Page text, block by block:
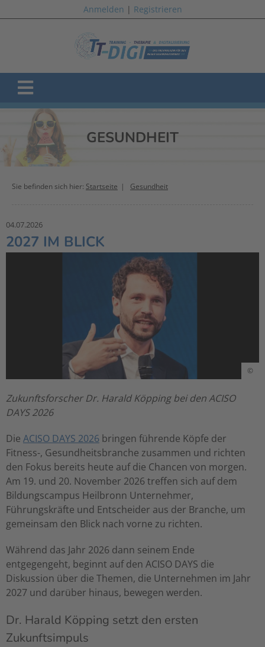
Anmelden | Registrieren
GESUNDHEIT
Sie befinden sich hier: Startseite Gesundheit
04.07.2026
2027 IM BLICK
©
Zukunftsforscher Dr. Harald Köpping bei den ACISO
DAYS 2026
Die ACISO DAYS 2026 bringen führende Köpfe der
Fitness-, Gesundheitsbranche zusammen und richten
den Fokus bereits heute auf die Chancen von morgen.
Am 19. und 20. November 2026 treffen sich auf dem
Bildungscampus Heilbronn Unternehmer,
Führungskräfte und Entscheider aus der Branche, um
gemeinsam den Blick nach vorne zu richten.
Während das Jahr 2026 dann seinem Ende
entgegengeht, beginnt auf den ACISO DAYS die
Diskussion über die Themen, die Unternehmen im Jahr
2027 und darüber hinaus, bewegen werden.
Dr. Harald Köpping setzt den ersten
Zukunftsimpuls